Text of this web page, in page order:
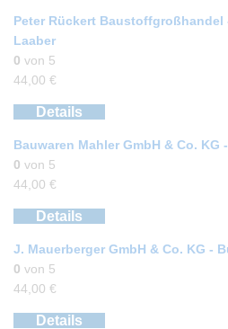
Peter Rückert
Laaber
0 von 5
44,00 €
Details
Bauwaren Mahler GmbH & Co. KG
0 von 5
44,00 €
Details
J. Mauerberger GmbH & Co. KG -
0 von 5
44,00 €
Details